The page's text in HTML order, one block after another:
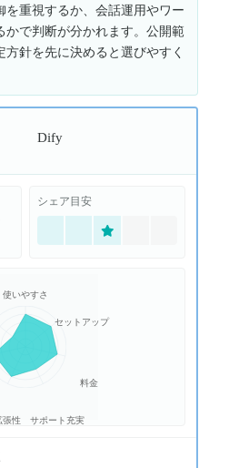
を重視するか、会話運用やワー
かで判断が分かれます。公開範
方針を先に決めると選びやすく
Dify
シェア目安
使いやすさ
セットアップ
料金
サポート充実
張性